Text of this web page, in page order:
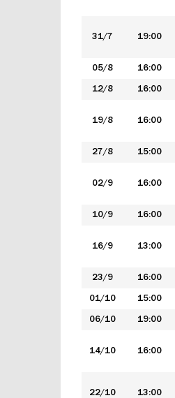
31/7 19:00
05/8 16:00
12/8 16:00
19/8 16:00
27/8 15:00
02/9 16:00
10/9 16:00
16/9 13:00
23/9 16:00
01/10 15:00
06/10 19:00
14/10 16:00
22/10 13:00